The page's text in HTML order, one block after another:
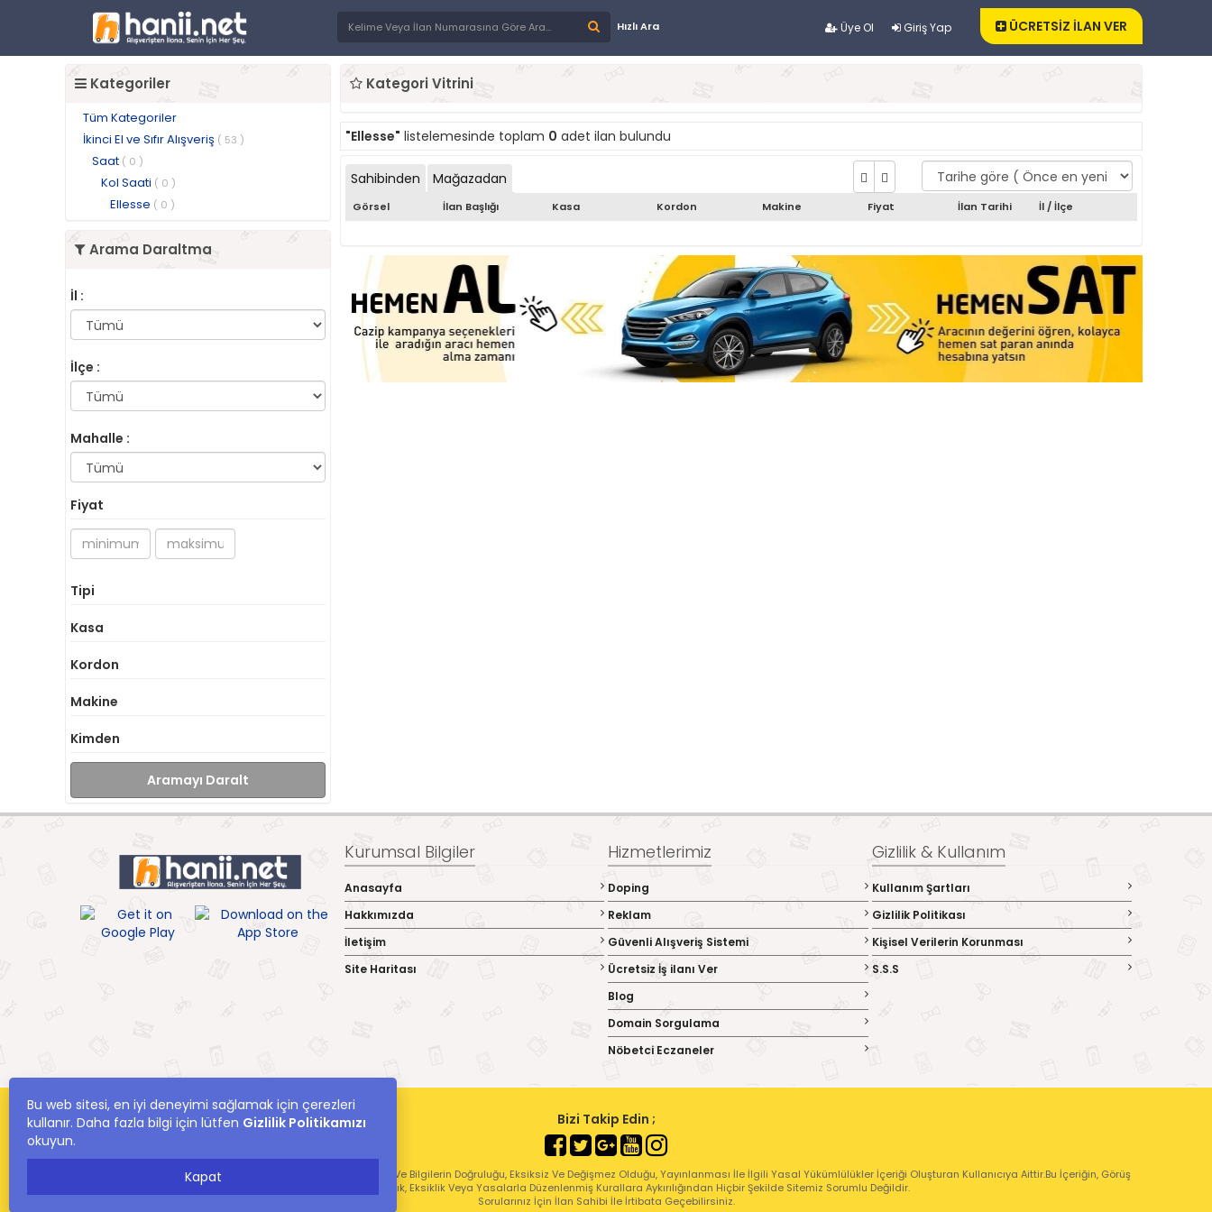
Üye Ol Giriş Yap
Hızlı Ara ÜCRETSİZ İLAN VER
Kategoriler
Tüm Kategoriler
İkinci El ve Sıfır Alışveriş ( 53 )
Saat ( 0 )
Kol Saati ( 0 )
Ellesse ( 0 )
Arama Daraltma
İl :
İlçe :
Mahalle :
Fiyat
Tipi
Kasa
Kordon
Makine
Kimden
Aramayı Daralt
Kategori Vitrini
"Ellesse" listelemesinde toplam 0 adet ilan bulundu
Sahibinden Mağazadan
Görsel İlan Başlığı Kasa Kordon Makine Fiyat İlan Tarihi İl / İlçe
Kurumsal Bilgiler
Anasayfa
Hakkımızda
İletişim
Site Haritası
Hizmetlerimiz
Doping
Reklam
Güvenli Alışveriş Sistemi
Ücretsiz İş ilanı Ver
Blog
Domain Sorgulama
Nöbetci Eczaneler
Gizlilik & Kullanım
Kullanım Şartları
Gizlilik Politikası
Kişisel Verilerin Korunması
S.S.S
Bizi Takip Edin ;
hanii.net Yer Alan Kullanıcıların Oluşturduğu Tüm İçerik, Görüş Ve Bilgilerin Doğruluğu, Eksiksiz Ve Değişmez Olduğu, Yayınlanması İle İlgili Yasal Yükümlülükler İçeriği Oluşturan Kullanıcıya Aittir.Bu İçeriğin, Görüş
Ve Bilgilerin Yanlışlık, Eksiklik Veya Yasalarla Düzenlenmiş Kurallara Aykırılığından Hiçbir Şekilde Sitemiz Sorumlu Değildir.
Sorularınız İçin İlan Sahibi İle İrtibata Geçebilirsiniz.
Bu web sitesi, en iyi deneyimi sağlamak için çerezleri
kullanır. Daha fazla bilgi için lütfen Gizlilik Politikamızı
okuyun.
Kapat